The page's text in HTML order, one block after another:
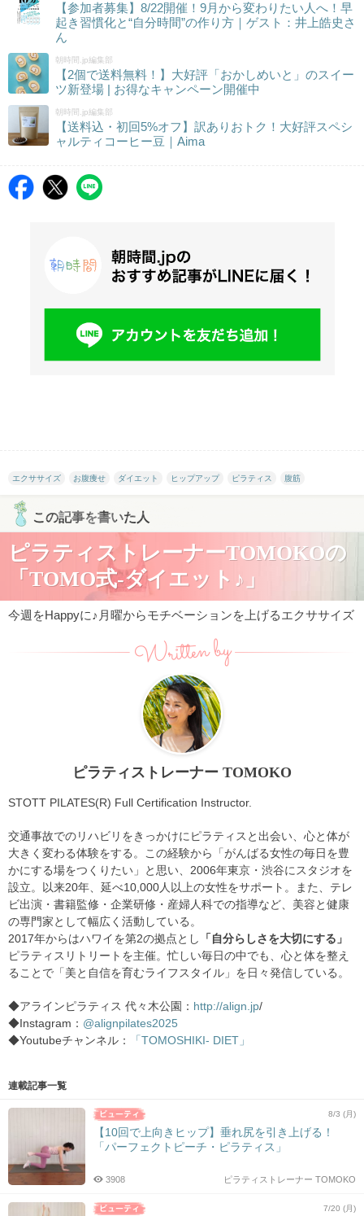
【参加者募集】8/22開催！9月から変わりたい人へ！早
起き習慣化と“自分時間”の作り方｜ゲスト：井上皓史さ
ん
朝時間.jp編集部
【2個で送料無料！】大好評「おかしめいと」のスイー
ツ新登場 | お得なキャンペーン開催中
朝時間.jp編集部
【送料込・初回5%オフ】訳ありおトク！大好評スペシ
ャルティコーヒー豆｜Aima
エクササイズ お腹痩せ ダイエット ヒップアップ ピラティス 腹筋
この記事を書いた人
ピラティストレーナーTOMOKOの
「TOMO式-ダイエット♪」
今週をHappyに♪月曜からモチベーションを上げるエクササイズ
Written by
ピラティストレーナー TOMOKO
STOTT PILATES(R) Full Certification Instructor.
交通事故でのリハビリをきっかけにピラティスと出会い、心と体が
大きく変わる体験をする。この経験から「がんばる女性の毎日を豊
かにする場をつくりたい」と思い、2006年東京・渋谷にスタジオを
設立。以来20年、延べ10,000人以上の女性をサポート。また、テレ
ビ出演・書籍監修・企業研修・産婦人科での指導など、美容と健康
の専門家として幅広く活動している。
2017年からはハワイを第2の拠点とし
「自分らしさを大切にする」
ピラティスリトリートを主催。忙しい毎日の中でも、心と体を整え
ることで「美と自信を育むライフスタイル」を日々発信している。
◆アラインピラティス 代々木公園： http://align.jp/
◆Instagram： @alignpilates2025
◆Youtubeチャンネル：
「TOMOSHIKI- DIET」
連載記事一覧
8/3 (月)
【10回で上向きヒップ】垂れ尻を引き上げる！
「パーフェクトピーチ・ピラティス」
ピラティストレーナー TOMOKO
3908
7/20 (月)